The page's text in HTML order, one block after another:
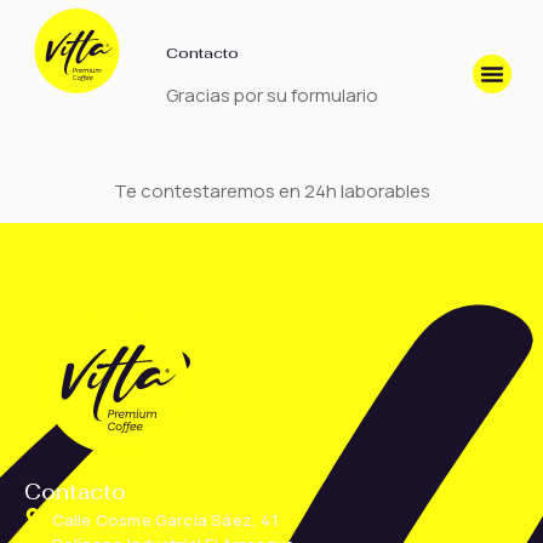
Contacto
Gracias por su formulario
Te contestaremos en 24h laborables
Contacto
Calle Cosme García Sáez, 41